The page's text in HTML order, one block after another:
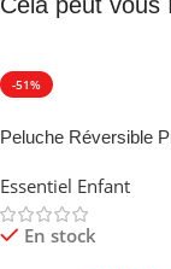
Cela peut vous
-51%
Peluche Réversible
Enfant Adulte
Essentiel Enfant
En stock